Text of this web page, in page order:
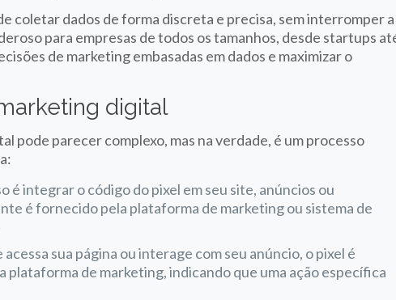
coletar dados de forma discreta e precisa, sem interromper a
para empresas de todos os tamanhos, desde startups
de marketing embasadas em dados e maximizar o
digital
pode parecer complexo, mas na verdade, é um processo
é integrar o código do pixel em seu site, anúncios ou
é fornecido pela plataforma de marketing ou sistema de
sua página ou interage com seu anúncio, o pixel é
plataforma de marketing, indicando que uma ação específica